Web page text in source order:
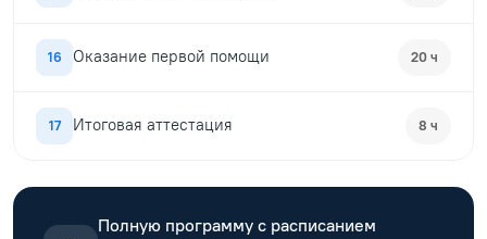
16 Оказание первой помощи 20 ч
17 Итоговая аттестация 8 ч
Полную программу с расписанием